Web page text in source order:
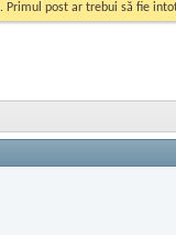
. Primul post ar trebui să fie